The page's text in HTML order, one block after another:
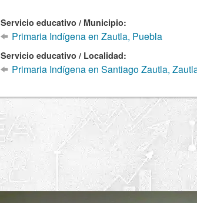
Servicio educativo / Municipio:
Primaria Indígena en Zautla, Puebla
Servicio educativo / Localidad:
Primaria Indígena en Santiago Zautla,